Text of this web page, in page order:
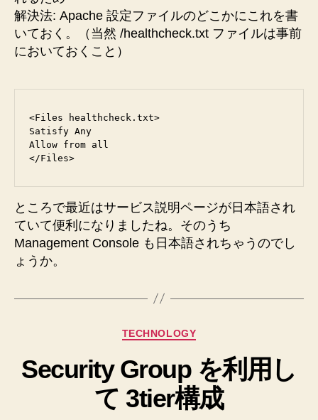
解決法: Apache 設定ファイルのどこかにこれを書
いておく。（当然 /healthcheck.txt ファイルは事前
においておくこと）
<Files healthcheck.txt>
Satisfy Any
Allow from all
ところで最近はサービス説明ページが日本語され
ていて便利になりましたね。そのうち
Management Console も日本語されちゃうのでし
ょうか。
カ
ゴ
リ
ー
TECHNOLOGY
Security Group を利用し
て 3tier構成